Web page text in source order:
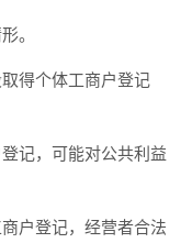
。
得个体工商户登记
记，可能对公共利益
户登记，经营者合法